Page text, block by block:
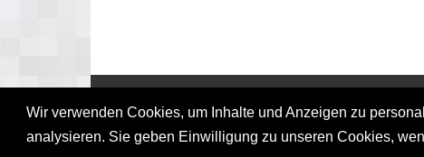
Wir verwenden Cookies, um Inhalte und Anzeigen zu
analysieren. Sie geben Einwilligung zu unseren Cookies,